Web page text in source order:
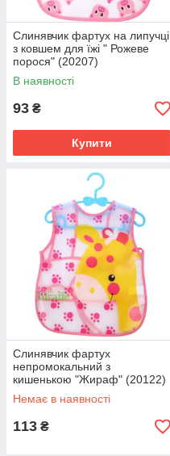
Слинявчик фартух на липучці
з ковшем для їжі " Рожеве
порося" (20207)
В наявності
93 ₴
Купити
Слинявчик фартух
непромокальний з
кишенькою "Жираф" (20122)
Немає в наявності
113 ₴